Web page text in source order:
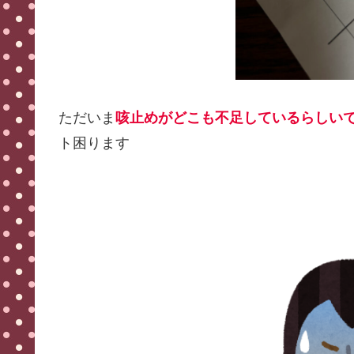
ただいま 咳止めがどこも不足しているらしい
ト困ります